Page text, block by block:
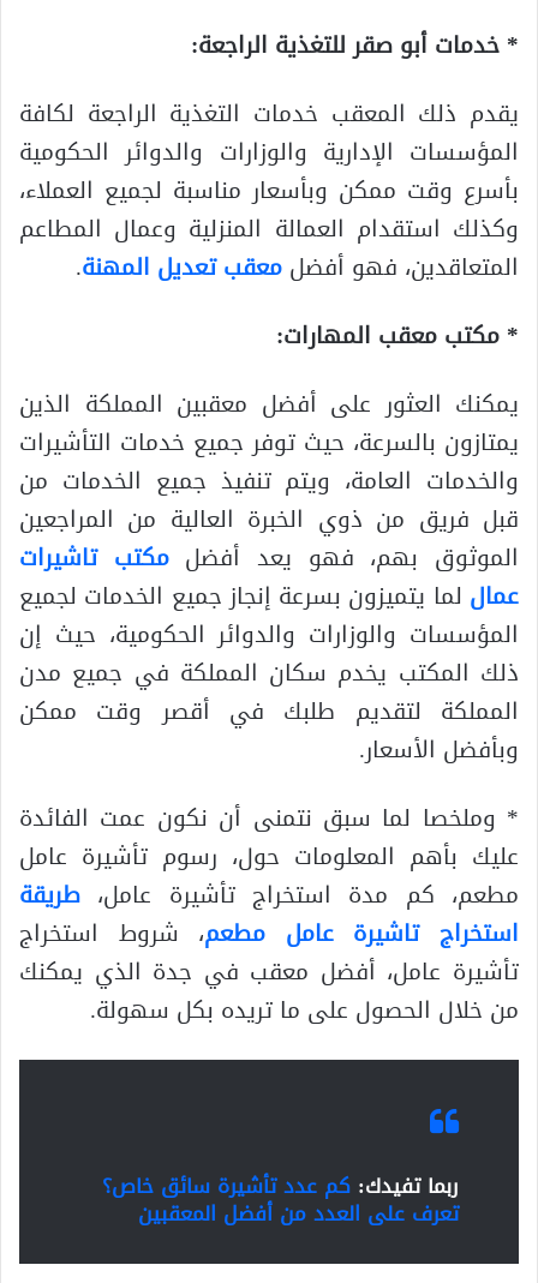
* خدمات أبو صقر للتغذية الراجعة:
يقدم ذلك المعقب خدمات التغذية الراجعة لكافة
المؤسسات الإدارية والوزارات والدوائر الحكومية
بأسرع وقت ممكن وبأسعار مناسبة لجميع العملاء،
وكذلك استقدام العمالة المنزلية وعمال المطاعم
المتعاقدين، فهو أفضلمعقب تعديل المهنة.
* مكتب معقب المهارات:
يمكنك العثور على أفضل معقبين المملكة الذين
يمتازون بالسرعة، حيث توفر جميع خدمات التأشيرات
والخدمات العامة، ويتم تنفيذ جميع الخدمات من
قبل فريق من ذوي الخبرة العالية من المراجعين
الموثوق بهم، فهو يعد أفضلمكتب تاشيرات
عمال لما يتميزون بسرعة إنجاز جميع الخدمات لجميع
المؤسسات والوزارات والدوائر الحكومية، حيث إن
ذلك المكتب يخدم سكان المملكة في جميع مدن
المملكة لتقديم طلبك في أقصر وقت ممكن
وبأفضل الأسعار.
* وملخصا لما سبق نتمنى أن نكون عمت الفائدة
عليك بأهم المعلومات حول، رسوم تأشيرة عامل
مطعم، كم مدة استخراج تأشيرة عامل، طريقة
استخراج تاشيرة عامل مطعم، شروط استخراج
تأشيرة عامل، أفضل معقب في جدة الذي يمكنك
من خلال الحصول على ما تريده بكل سهولة.
ربما تفيدك: كم عدد تأشيرة سائق خاص؟
تعرف على العدد من أفضل المعقبين